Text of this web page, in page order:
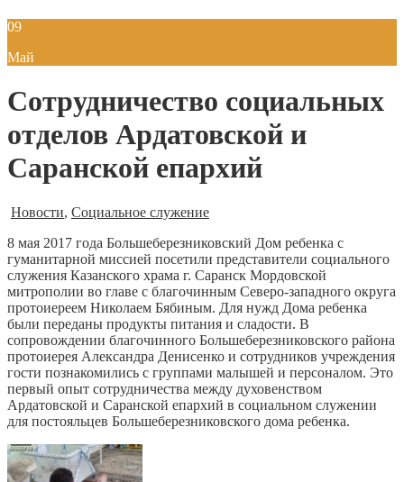
09
Май
Сотрудничество социальных
отделов Ардатовской и
Саранской епархий
Новости, Социальное служение
8 мая 2017 года Большеберезниковский Дом ребенка с
гуманитарной миссией посетили представители социального
служения Казанского храма г. Саранск Мордовской
митрополии во главе с благочинным Северо-западного округа
протоиереем Николаем Бябиным. Для нужд Дома ребенка
были переданы продукты питания и сладости. В
сопровождении благочинного Большеберезниковского района
протоиерея Александра Денисенко и сотрудников учреждения
гости познакомились с группами малышей и персоналом. Это
первый опыт сотрудничества между духовенством
Ардатовской и Саранской епархий в социальном служении
для постояльцев Большеберезниковского дома ребенка.